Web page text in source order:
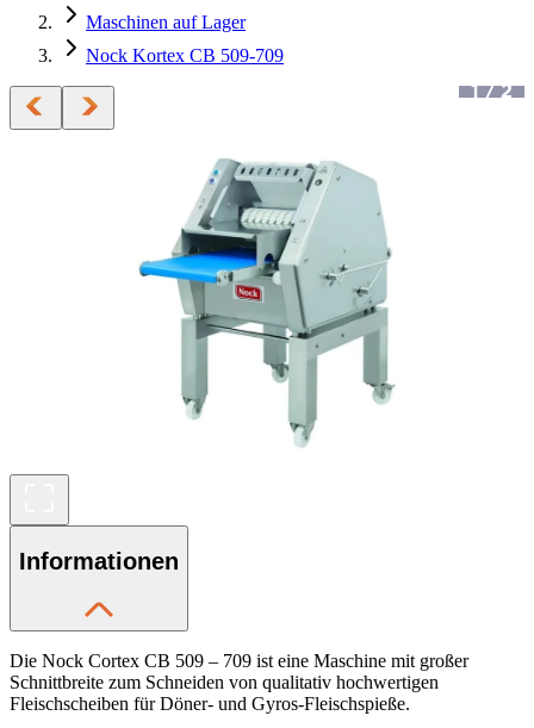
Maschinen auf Lager
Nock Kortex CB 509-709
1/2
Informationen
Die Nock Cortex CB 509 – 709 ist eine Maschine mit großer
Schnittbreite zum Schneiden von qualitativ hochwertigen
Fleischscheiben für Döner- und Gyros-Fleischspieße.